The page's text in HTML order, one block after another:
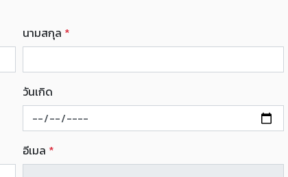
นามสกุล *
วันเกิด
อีเมล *